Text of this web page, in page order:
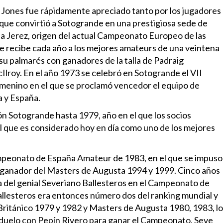
fue rápidamente apreciado tanto por los jugadores
convirtió a Sotogrande en una prestigiosa sede de
Jerez, origen del actual Campeonato Europeo de las
recibe cada año a los mejores amateurs de una veintena
palmarés con ganadores de la talla de Padraig
En el año 1973 se celebró en Sotogrande el VII
en el que se proclamó vencedor el equipo de
España.
Sotogrande hasta 1979, año en el que los socios
es considerado hoy en día como uno de los mejores
de España Amateur de 1983, en el que se impuso
genial Severiano Ballesteros en el Campeonato de
era entonces número dos del ranking mundial y
1979 y 1982 y Masters de Augusta 1980, 1983, lo
con Pepín Rivero para ganar el Campeonato. Seve